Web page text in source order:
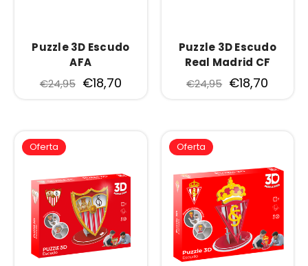
Puzzle 3D Escudo
AFA
€24,95 €18,70
Puzzle 3D Escudo
Real Madrid CF
€24,95 €18,70
Oferta Oferta